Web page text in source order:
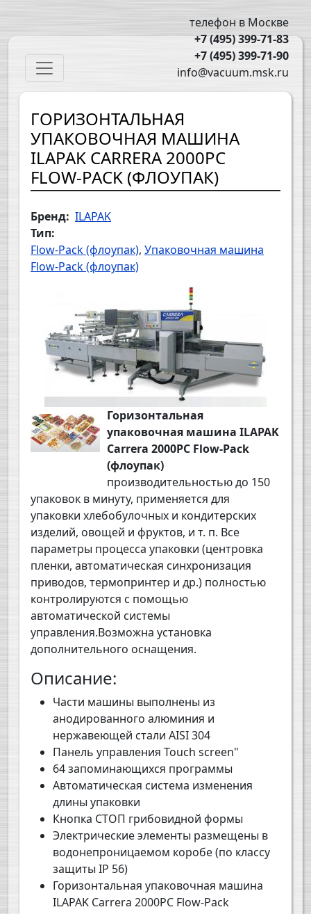
телефон в Москве
+7 (495) 399-71-83
+7 (495) 399-71-90
info@vacuum.msk.ru
Main navigation
ГОРИЗОНТАЛЬНАЯ
УПАКОВОЧНАЯ МАШИНА
ILAPAK CARRERA 2000PC
FLOW-PACK (ФЛОУПАК)
Бренд ILAPAK
Тип
Flow-Pack (флоупак) Упаковочная машина
Flow-Pack (флоупак)
Горизонтальная
упаковочная машина ILAPAK
Carrera 2000PC Flow-Pack
(флоупак)
производительностью до 150
упаковок в минуту, применяется для
упаковки хлебобулочных и кондитерских
изделий, овощей и фруктов, и т. п. Все
параметры процесса упаковки (центровка
пленки, автоматическая синхронизация
приводов, термопринтер и др.) полностью
контролируются с помощью
автоматической системы
управления.Возможна установка
дополнительного оснащения.
Описание:
Части машины выполнены из
анодированного алюминия и
нержавеющей стали AISI 304
Панель управления Touch screen"
64 запоминающихся программы
Автоматическая система изменения
длины упаковки
Кнопка СТОП грибовидной формы
Электрические элементы размещены в
водонепроницаемом коробе (по классу
защиты IP 56)
Горизонтальная упаковочная машина
ILAPAK Carrera 2000PC Flow-Pack